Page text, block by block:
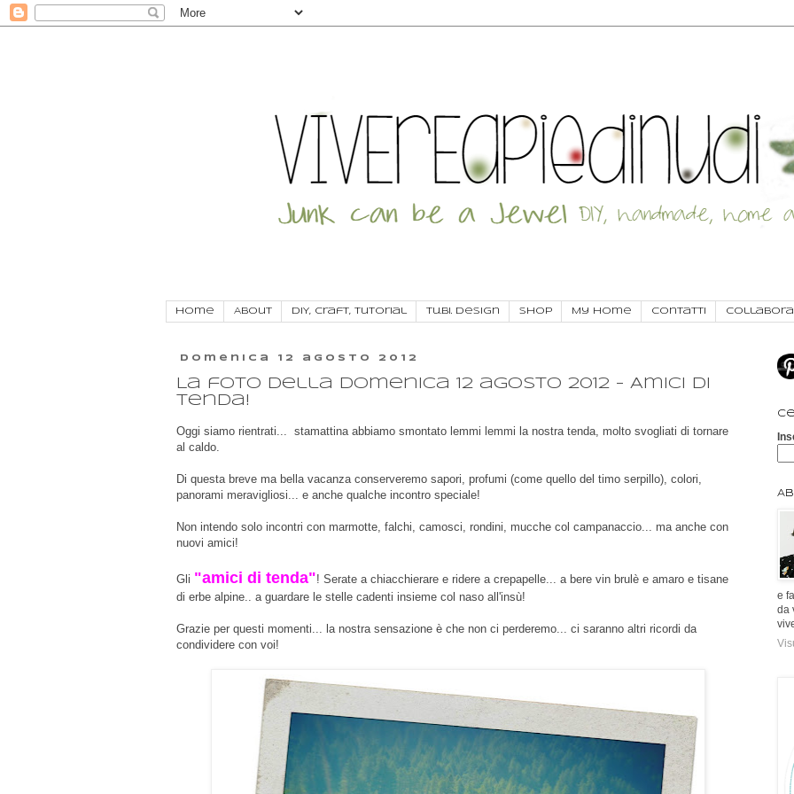
Home About DIY, craft, tutorial Tu.Bi. Design SHOP My Home Contatti
domenica 12 agosto 2012
La foto della domenica 12 agosto 2012 - Amici di
tenda!
Oggi siamo rientrati... stamattina abbiamo smontato lemmi lemmi la nostra tenda, molto svogliati di tornare
al caldo.
Di questa breve ma bella vacanza conserveremo sapori, profumi (come quello del timo serpillo), colori,
panorami meravigliosi... e anche qualche incontro speciale!
Non intendo solo incontri con marmotte, falchi, camosci, rondini, mucche col campanaccio... ma anche con
nuovi amici!
Gli "amici di tenda"! Serate a chiacchierare e ridere a crepapelle... a bere vin brulè e amaro e tisane
di erbe alpine.. a guardare le stelle cadenti insieme col naso all'insù!
Grazie per questi momenti... la nostra sensazione è che non ci perderemo... ci saranno altri ricordi da
condividere con voi!
e
da